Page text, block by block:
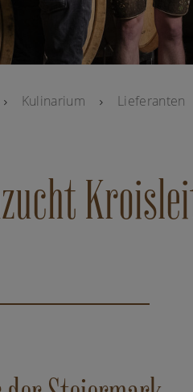
Kulinarium Lieferanten